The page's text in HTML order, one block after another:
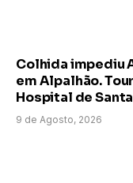
Colhida impediu
em Alpalhão.
Hospital de
9 de Agosto, 2026